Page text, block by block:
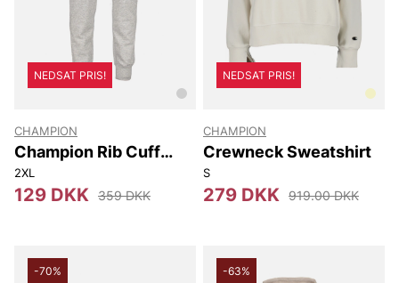
NEDSAT PRIS!
CHAMPION
Champion Rib Cuff
Pants
2XL
129 DKK 359 DKK
NEDSAT PRIS!
CHAMPION
Crewneck Sweatshirt
S
279 DKK 919.00 DKK
-70% -63%